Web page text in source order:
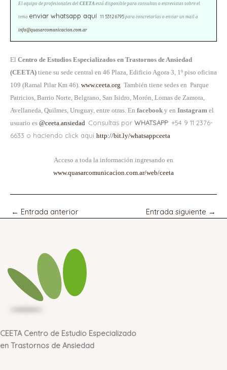
El equipo de profesionales del CEETA está disponible para consultas o entrevistas sobre el
tema enviar whatsapp aquí 11 5312 6795 para concretarlas o enviar un mail a
info@quasarcomunicacion.com.ar
El Centro de Estudios Especializados en Trastornos de Ansiedad
(CEETA) tiene su sede central en 46 Plaza, Edificio Agora 3, 1º piso oficina
109 (Ramal Pilar Km 46). www.ceeta.org También tiene sedes en Parque
Patricios, Barrio Norte, Belgrano, San Isidro, Morón, Lomas de Zamora,
Avellaneda, Quilmes, Uruguay, entre otras. En facebook y en Instagram el
usuario es @ceeta.ansiedad Consultas por WHATSAPP: +54 9 11 2376-
6633 o haciendo click aqui http://bit.ly/whatsappceeta
Acceso a toda la información ingresando en
www.quasarcomunicacion.com.ar/web/ceeta
← Entrada anterior Entrada siguiente →
CEETA Centro de Estudio Especializado
en Trastornos de Ansiedad